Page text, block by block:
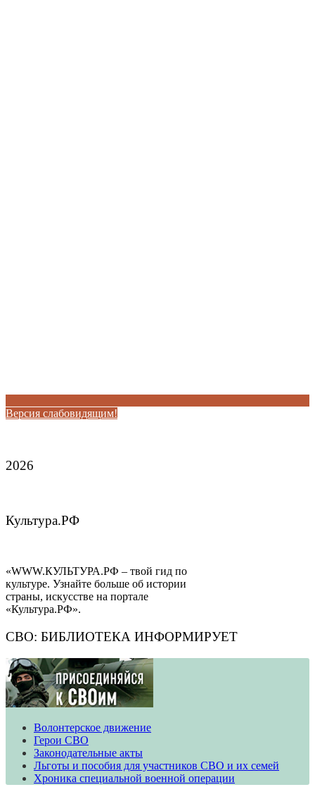
Версия слабовидящим!
2026
Культура.РФ
«WWW.КУЛЬТУРА.РФ – твой гид по
культуре. Узнайте больше об истории
страны, искусстве на портале
«Культура.РФ».
СВО: БИБЛИОТЕКА ИНФОРМИРУЕТ
Волонтерское движение
​​​​​​​Герои СВО
Законодательные акты
Льготы и пособия для участников СВО и их семей
Хроника специальной военной операции